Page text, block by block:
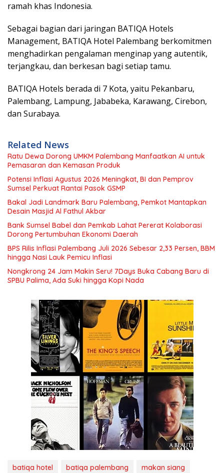
ramah khas Indonesia.
Sebagai bagian dari jaringan BATIQA Hotels
Management, BATIQA Hotel Palembang berkomitmen
menghadirkan pengalaman menginap yang autentik,
terjangkau, dan berkesan bagi setiap tamu.
BATIQA Hotels berada di 7 Kota, yaitu Pekanbaru,
Palembang, Lampung, Jababeka, Karawang, Cirebon,
dan Surabaya.
Related News
Ratu Dewa Dorong UMKM Palembang Manfaatkan AI untuk
Pemasaran dan Kemasan Produk
Potensi Inflasi Agustus 2026 Meningkat, BI dan Pemprov
Sumsel Perkuat Rantai Pasok GSMP
Bakal Jadi Landmark Baru Palembang, Pemkot Mantapkan
Desain Masjid Al Fathul Akbar
Bank Sumsel Babel dan Pemkab Lahat Pererat Kolaborasi
Dorong Pertumbuhan Ekonomi Daerah
BPS Rilis Inflasi Palembang Juli 2026 Sebesar 2,33 Persen, BBM
hingga Nasi Lauk Pemicu Inflasi
Nongkrong 24 Jam Makin Seru! 7Days Buka Cabang Baru di
SPBU Palima, Ada Suki hingga Kopi Nada
batiqa hotel batiqa palembang
makan siang